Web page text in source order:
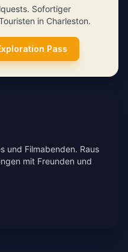
Sofortiger
in Charleston.
Pass
und Filmabenden. Raus
mit Freunden und